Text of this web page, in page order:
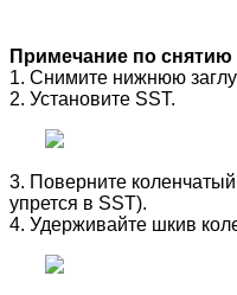
Примечание по снятию
1. Снимите нижнюю
2. Установите SST.
3. Поверните
упрется в SST).
4. Удерживайте шкив